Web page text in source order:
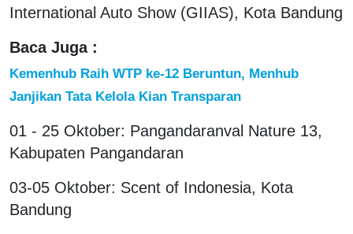
International Auto Show (GIIAS), Kota Bandung
Baca Juga :
Kemenhub Raih WTP ke-12 Beruntun, Menhub
Janjikan Tata Kelola Kian Transparan
01 - 25 Oktober: Pangandaranval Nature 13,
Kabupaten Pangandaran
03-05 Oktober: Scent of Indonesia, Kota
Bandung